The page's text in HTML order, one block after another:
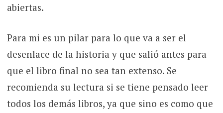
abiertas.
Para mi es un pilar para lo que va a ser el
desenlace de la historia y que salió antes para
que el libro final no sea tan extenso. Se
recomienda su lectura si se tiene pensado leer
todos los demás libros, ya que sino es como que